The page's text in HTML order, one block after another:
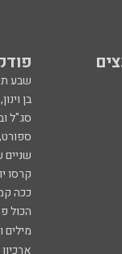
שבע
בן
סג"ל
קרסו
ככה
הכול
מילים
ארכיון 103fm